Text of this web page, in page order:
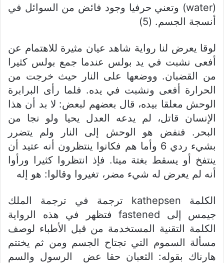
(water) وتعني حرفيا وجود فائض من السوائل في
أنسجة الجسم. (5)
لوقا يعرض لنا رواية شاهد عيان مثيرة للاهتمام عن
أفعى نشبت في يد بولس عندما جمع بولس كثيرا
من القضبان. ووضعها على النار حيث خرجت من
الحرارة أفعى ونشبت في يده. فلما رأى البرابرة
الوحش معلقا بيده، قال بعضهم لبعض: لا بد أن هذا
الإنسان قاتل، لم يدعه العدل يحيا ولو نجا من
البحر. فنفض هو الوحش إلى النار ولم يتضرر
بشيء ردي 6 وأما هم فكانوا ينتظرون أنه عتيد أن
ينتفخ أو يسقط بغتة ميتا. فإذ انتظروا كثيرا ورأوا
أنه لم يعرض له شيء مضر، تغيروا وقالوا: هو إله
الكلمة kathepsen ترجمة في ترجمة الملك
جيمس إلى fastened فتظهر في هذه الرواية
الكلمة التقنية المستخدمة من قبل الأطباء لوصف
مسألة السموم التي تجتاح الجسم ومن ثم يختتم
هارناك بقوله: الثعبان حقا عض ‏ الرسول والسم